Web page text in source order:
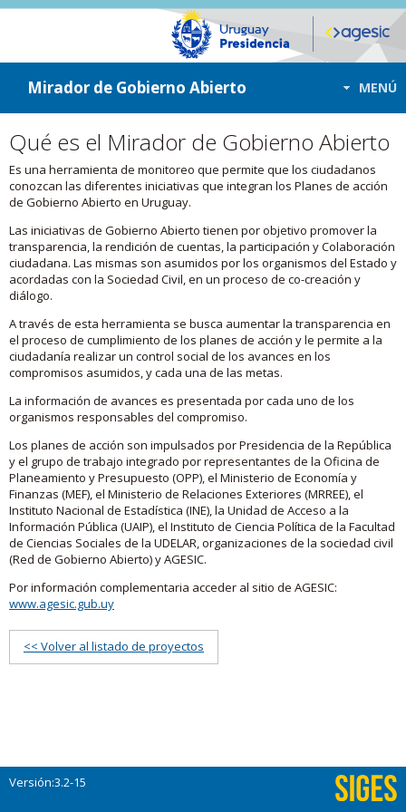
ir a contenido
ir al menú
Mirador de Gobierno Abierto MENÚ
Qué es el Mirador de Gobierno Abierto
Es una herramienta de monitoreo que permite que los ciudadanos
conozcan las diferentes iniciativas que integran los Planes de acción
de Gobierno Abierto en Uruguay.
Las iniciativas de Gobierno Abierto tienen por objetivo promover la
transparencia, la rendición de cuentas, la participación y Colaboración
ciudadana. Las mismas son asumidos por los organismos del Estado y
acordadas con la Sociedad Civil, en un proceso de co-creación y
diálogo.
A través de esta herramienta se busca aumentar la transparencia en
el proceso de cumplimiento de los planes de acción y le permite a la
ciudadanía realizar un control social de los avances en los
compromisos asumidos, y cada una de las metas.
La información de avances es presentada por cada uno de los
organismos responsables del compromiso.
Los planes de acción son impulsados por Presidencia de la República
y el grupo de trabajo integrado por representantes de la Oficina de
Planeamiento y Presupuesto (OPP), el Ministerio de Economía y
Finanzas (MEF), el Ministerio de Relaciones Exteriores (MRREE), el
Instituto Nacional de Estadística (INE), la Unidad de Acceso a la
Información Pública (UAIP), el Instituto de Ciencia Política de la Facultad
de Ciencias Sociales de la UDELAR, organizaciones de la sociedad civil
(Red de Gobierno Abierto) y AGESIC.
Por información complementaria acceder al sitio de AGESIC:
www.agesic.gub.uy
<< Volver al listado de proyectos
Versión:3.2-15